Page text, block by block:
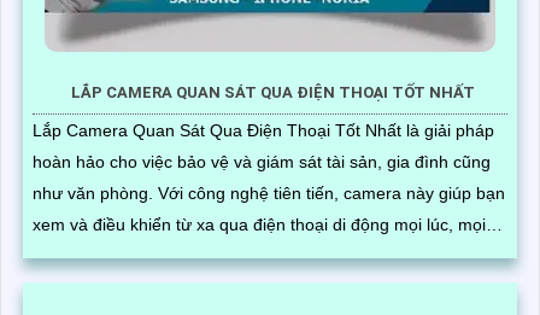
LẮP CAMERA QUAN SÁT QUA ĐIỆN THOẠI TỐT NHẤT
Lắp Camera Quan Sát Qua Điện Thoại Tốt Nhất là giải pháp
hoàn hảo cho việc bảo vệ và giám sát tài sản, gia đình cũng
như văn phòng. Với công nghệ tiên tiến, camera này giúp bạn
xem và điều khiển từ xa qua điện thoại di động mọi lúc, mọi
nơi